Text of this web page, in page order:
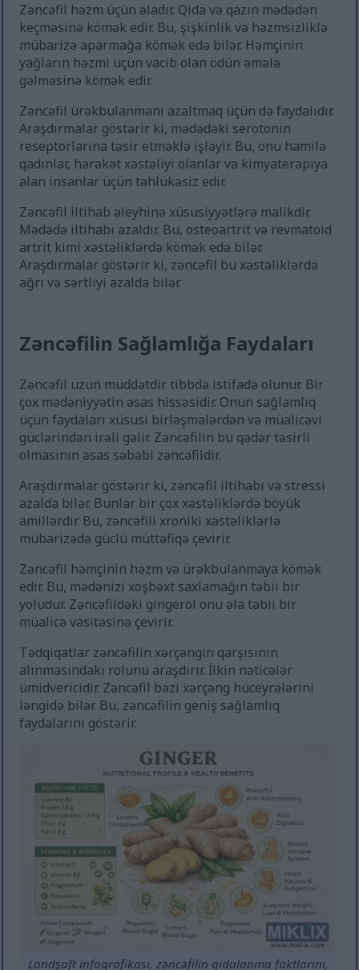
Zəncəfil həzm üçün əladır. Qida və qazın mədədən
keçməsinə kömək edir. Bu, şişkinlik və həzmsizliklə
mübarizə aparmağa kömək edə bilər. Həmçinin
yağların həzmi üçün vacib olan ödün əmələ
gəlməsinə kömək edir.
Zəncəfil ürəkbulanmanı azaltmaq üçün də faydalıdır.
Araşdırmalar göstərir ki, mədədəki serotonin
reseptorlarına təsir etməklə işləyir. Bu, onu hamilə
qadınlar, hərəkət xəstəliyi olanlar və kimyaterapiya
alan insanlar üçün təhlükəsiz edir.
Zəncəfil iltihab əleyhinə xüsusiyyətlərə malikdir.
Mədədə iltihabı azaldır. Bu, osteoartrit və revmatoid
artrit kimi xəstəliklərdə kömək edə bilər.
Araşdırmalar göstərir ki, zəncəfil bu xəstəliklərdə
ağrı və sərtliyi azalda bilər.
Zəncəfilin Sağlamlığa Faydaları
Zəncəfil uzun müddətdir tibbdə istifadə olunur. Bir
çox mədəniyyətin əsas hissəsidir. Onun sağlamlıq
üçün faydaları xüsusi birləşmələrdən və müalicəvi
güclərindən irəli gəlir. Zəncəfilin bu qədər təsirli
olmasının əsas səbəbi zəncəfildir.
Araşdırmalar göstərir ki, zəncəfil iltihabı və stressi
azalda bilər. Bunlar bir çox xəstəliklərdə böyük
amillərdir. Bu, zəncəfili xroniki xəstəliklərlə
mübarizədə güclü müttəfiqə çevirir.
Zəncəfil həmçinin həzm və ürəkbulanmaya kömək
edir. Bu, mədənizi xoşbəxt saxlamağın təbii bir
yoludur. Zəncəfildəki gingerol onu əla təbii bir
müalicə vasitəsinə çevirir.
Tədqiqatlar zəncəfilin xərçəngin qarşısının
alınmasındakı rolunu araşdırır. İlkin nəticələr
ümidvericidir. Zəncəfil bəzi xərçəng hüceyrələrini
ləngidə bilər. Bu, zəncəfilin geniş sağlamlıq
faydalarını göstərir.
Landşaft infoqrafikası, zəncəfilin qidalanma faktlarını,